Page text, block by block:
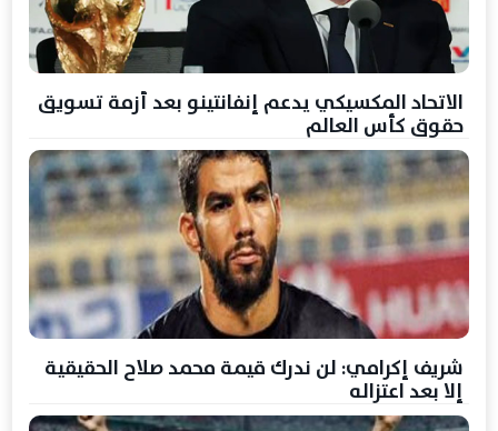
الاتحاد المكسيكي يدعم إنفانتينو بعد أزمة تسويق
حقوق كأس العالم
شريف إكرامي: لن ندرك قيمة محمد صلاح الحقيقية
إلا بعد اعتزاله